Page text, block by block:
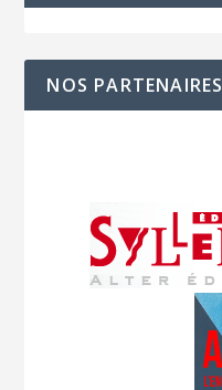
NOS PARTENAIRES